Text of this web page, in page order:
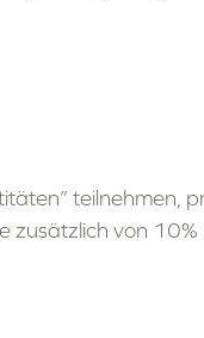
Wenn Sie an 2
zusätzlich von